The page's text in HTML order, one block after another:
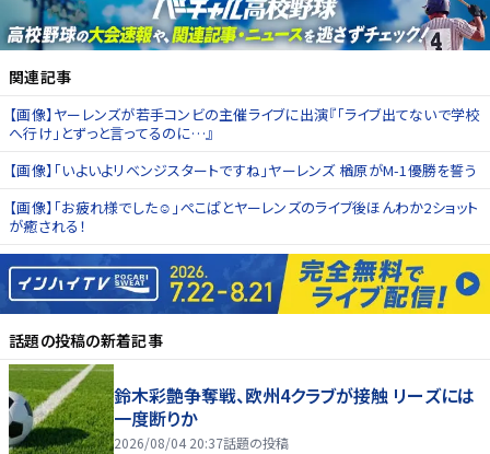
関連記事
【画像】ヤーレンズが若手コンビの主催ライブに出演『「ライブ出てないで学校
へ行け」とずっと言ってるのに…』
【画像】「いよいよリベンジスタートですね」ヤーレンズ 楢原がM-1優勝を誓う
【画像】「お疲れ様でした☺️」ぺこぱとヤーレンズのライブ後ほんわか2ショット
が癒される！
話題の投稿の新着記事
鈴木彩艶争奪戦、欧州4クラブが接触 リーズには
一度断りか
2026/08/04 20:37話題の投稿